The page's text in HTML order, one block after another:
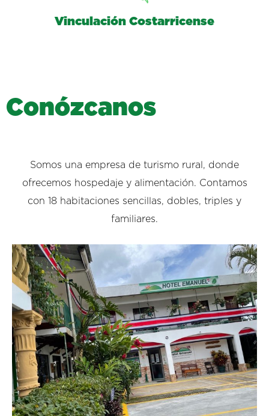
Vinculación Costarricense
Conózcanos
Somos una empresa de turismo rural, donde
ofrecemos hospedaje y alimentación. Contamos
con 18 habitaciones sencillas, dobles, triples y
familiares.